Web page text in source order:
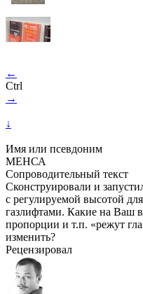
←
Ctrl
→
↓
Имя или псевдоним
МЕНСА
Сопроводительный текст
Сконструировали и
с регулируемой высотой
газлифтами. Какие на Ваш
пропорции и т.п. «режут
изменить?
Рецензировал